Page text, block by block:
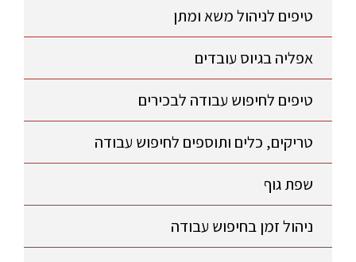
טיפים לניהול משא ומתן
אפליה בגיוס עובדים
טיפים לחיפוש עבודה לבכירים
טריקים, כלים ותוספים לחיפוש עבודה
שפת גוף
ניהול זמן בחיפוש עבודה